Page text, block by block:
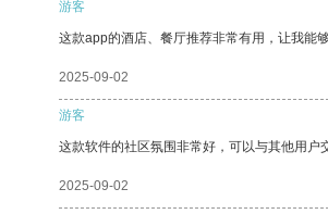
游客
这款app的酒店、餐厅推荐非常有用，让我能
2025-09-02
游客
这款软件的社区氛围非常好，可以与其他用户
2025-09-02